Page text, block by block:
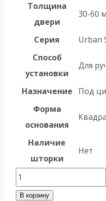
Толщина
двери
30-60
Серия
Urban
Способ
установки
Для
Назначение
Под
Форма
основания
Наличие
шторки
Нет
Количество
товара
В корзину